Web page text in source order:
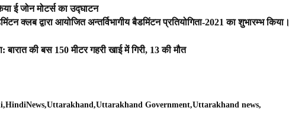
ई जोन मोटर्स का उद्घाटन
क्लब द्वारा आयोजित अन्तर्विभागीय बैडमिंटन प्रतियोगिता-2021 का शुभारम्भ किया।
बारात की बस 150 मीटर गहरी खाई में गिरी, 13 की मौत
HindiNews Uttarakhand Uttarakhand Government Uttarakhand news